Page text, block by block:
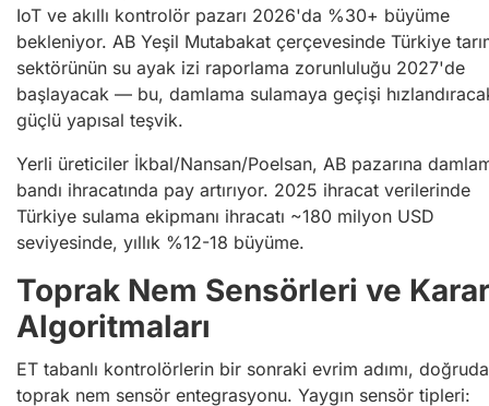
IoT ve akıllı kontrolör pazarı 2026'da %30+ büyüme
bekleniyor. AB Yeşil Mutabakat çerçevesinde Türkiye
sektörünün su ayak izi raporlama zorunluluğu 2027'de
başlayacak — bu, damlama sulamaya geçişi
güçlü yapısal teşvik.
Yerli üreticiler İkbal/Nansan/Poelsan, AB pazarına
bandı ihracatında pay artırıyor. 2025 ihracat verilerinde
Türkiye sulama ekipmanı ihracatı ~180 milyon USD
seviyesinde, yıllık %12-18 büyüme.
Toprak Nem Sensörleri ve Karar
Algoritmaları
ET tabanlı kontrolörlerin bir sonraki evrim adımı,
toprak nem sensör entegrasyonu. Yaygın sensör tipleri: